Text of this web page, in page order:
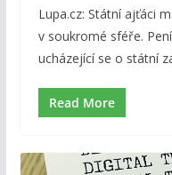
Lupa.cz: Státní ajťáci
v soukromé sféře.
ucházející se o státní
Read More